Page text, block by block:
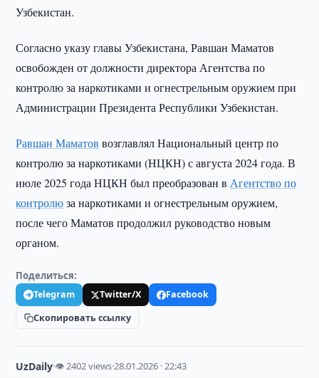
Узбекистан.
Согласно указу главы Узбекистана, Равшан Маматов
освобожден от должности директора Агентства по
контролю за наркотиками и огнестрельным оружием при
Администрации Президента Республики Узбекистан.
Равшан Маматов возглавлял Национальный центр по
контролю за наркотиками (НЦКН) с августа 2024 года. В
июле 2025 года НЦКН был преобразован в Агентство по
контролюза наркотиками и огнестрельным оружием,
после чего Маматов продолжил руководство новым
органом.
Поделиться:
Telegram Twitter/X
Facebook
Скопировать ссылку
UzDaily·👁 2402 views·28.01.2026 · 22:43